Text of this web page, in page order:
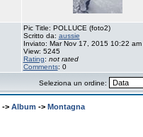
Pic Title: POLLUCE (foto2)
Scritto da: aussie
Inviato: Mar Nov 17, 2015 10:22 am
View: 5245
Rating: not rated
Comments: 0
Seleziona un ordine:
-> Album -> Montagna